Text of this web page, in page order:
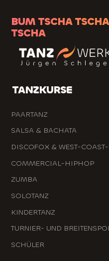
BUM TSCHA
TSCHA
TANZKURSE
PAARTANZ
SALSA & BACHATA
DISCOFOX & WEST-
COMMERCIAL-HIPHOP
ZUMBA
SOLOTANZ
KINDERTANZ
TURNIER- UND
SCHÜLER